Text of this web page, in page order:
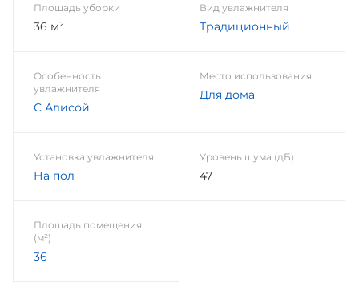
Площадь уборки
36 м²
Вид увлажнителя
Традиционный
Особенность
увлажнителя
С Алисой
Место использования
Для дома
Установка увлажнителя
На пол
Уровень шума (дБ)
47
Площадь помещения
(м²)
36